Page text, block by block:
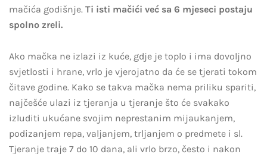
mačića godišnje. Ti isti mačići već sa 6 mjeseci postaju
spolno zreli.
Ako mačka ne izlazi iz kuće, gdje je toplo i ima dovoljno
svjetlosti i hrane, vrlo je vjerojatno da će se tjerati tokom
čitave godine. Kako se takva mačka nema priliku spariti,
najčešće ulazi iz tjeranja u tjeranje što će svakako
izluditi ukućane svojim neprestanim mijaukanjem,
podizanjem repa, valjanjem, trljanjem o predmete i sl.
Tjeranje traje 7 do 10 dana, ali vrlo brzo, često i nakon